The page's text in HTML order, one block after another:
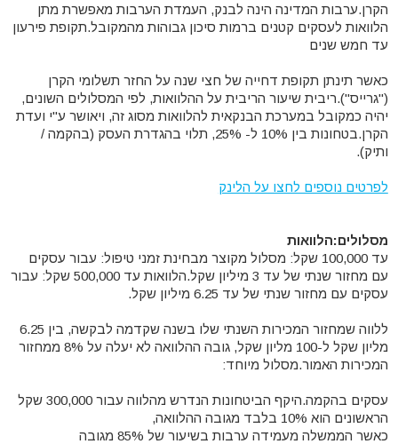
הקרן.ערבות המדינה הינה לבנק, העמדת הערבות מאפשרת מתן
הלוואות לעסקים קטנים ברמות סיכון גבוהות מהמקובל.תקופת פירעון
עד חמש שנים
כאשר תינתן תקופת דחייה של חצי שנה על החזר תשלומי הקרן
("גרייס").ריבית שיעור הריבית על ההלוואות, לפי המסלולים השונים,
יהיה כמקובל במערכת הבנקאית להלוואות מסוג זה, ויאושר ע"י ועדת
הקרן.בטחונות​ בין 10% ל- 25%, תלוי בהגדרת העסק (בהקמה /
ותיק).
לפרטים נוספים לחצו על הלינק
מסלולים:הלוואות
עד 100,000 שקל: מסלול מקוצר מבחינת זמני טיפול: עבור עסקים
עם מחזור שנתי של עד 3 מיליון שקל.הלוואות עד 500,000 שקל: עבור
עסקים עם מחזור שנתי של עד 6.25 מיליון שקל.
ללווה שמחזור המכירות השנתי שלו בשנה שקדמה לבקשה, בין 6.25
מליון שקל ל-100 מליון שקל, גובה ההלוואה לא יעלה על 8% ממחזור
המכירות האמור.מסלול מיוחד:
עסקים בהקמה.היקף הביטחונות הנדרש מהלווה עבור 300,000 שקל
הראשונים הוא 10% בלבד מגובה ההלוואה,
כאשר הממשלה מעמידה ערבות בשיעור של 85% מגובה